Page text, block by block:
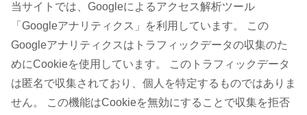
当サイトでは、Googleによるアクセス解析ツール
「Googleアナリティクス」を利用しています。 この
Googleアナリティクスはトラフィックデータの収集のた
めにCookieを使用しています。 このトラフィックデータ
は匿名で収集されており、個人を特定するものではありま
せん。 この機能はCookieを無効にすることで収集を拒否